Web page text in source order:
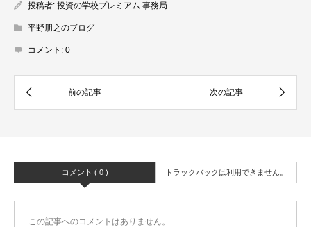
投稿者: 投資の学校プレミアム 事務局
平野朋之のブログ
コメント: 0
コメント ( 0 ) トラックバックは利用できません。
この記事へのコメントはありません。